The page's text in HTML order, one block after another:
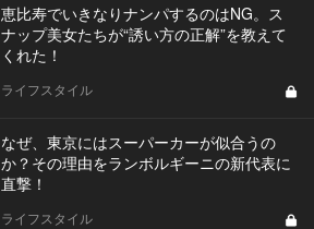
恵比寿でいきなりナンパするのはNG。ス
ナップ美女たちが“誘い方の正解”を教えて
くれた！
ライフスタイル
なぜ、東京にはスーパーカーが似合うの
か？その理由をランボルギーニの新代表に
直撃！
ライフスタイル